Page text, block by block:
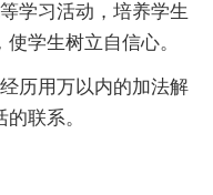
学习活动，培养学生
学生树立自信心。
历用万以内的加法解
联系。